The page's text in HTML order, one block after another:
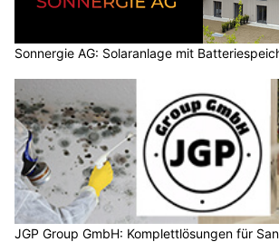
Sonnergie AG: Solaranlage mit
JGP Group GmbH: Komplettlösungen für